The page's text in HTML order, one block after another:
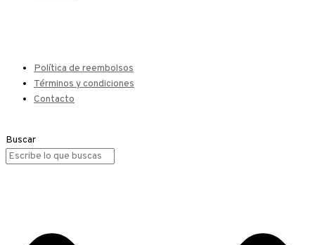
Política de reembolsos
Términos y condiciones
Contacto
Buscar